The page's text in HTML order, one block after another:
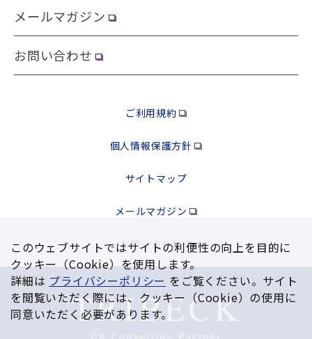
メールマガジン
お問い合わせ
ご利用規約
個人情報保護方針
サイトマップ
メールマガジン
お問い合わせ
このウェブサイトではサイトの利便性の向上を⽬的に
クッキー（Cookie）を使⽤します。
詳細は プライバシーポリシー をご覧ください。サイト
を閲覧いただく際には、クッキー（Cookie）の使⽤に
同意いただく必要があります。